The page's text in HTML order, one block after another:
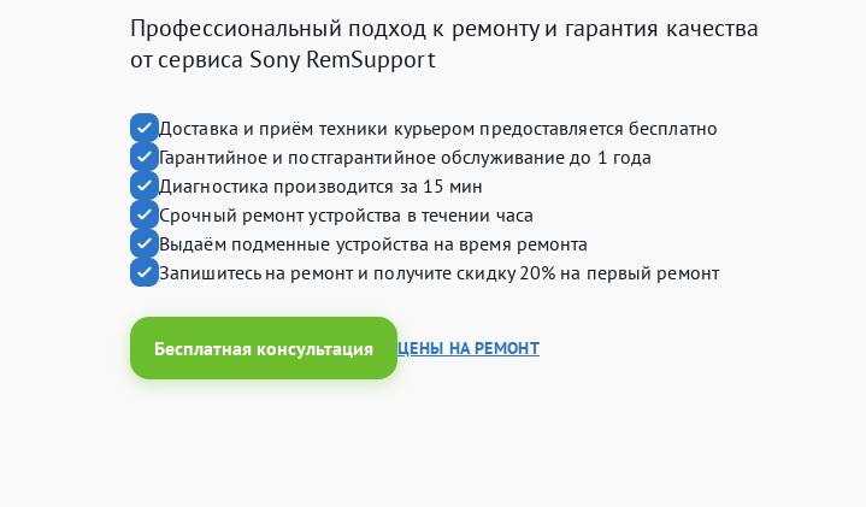
Профессиональный подход к ремонту и гарантия качества
от сервиса Sony RemSupport
Доставка и приём техники курьером предоставляется бесплатно
Гарантийное и постгарантийное обслуживание до 1 года
Диагностика производится за 15 мин
Срочный ремонт устройства в течении часа
Выдаём подменные устройства на время ремонта
Запишитесь на ремонт и получитескидку 20% на первый ремонт
Бесплатная консультация ЦЕНЫ НА РЕМОНТ